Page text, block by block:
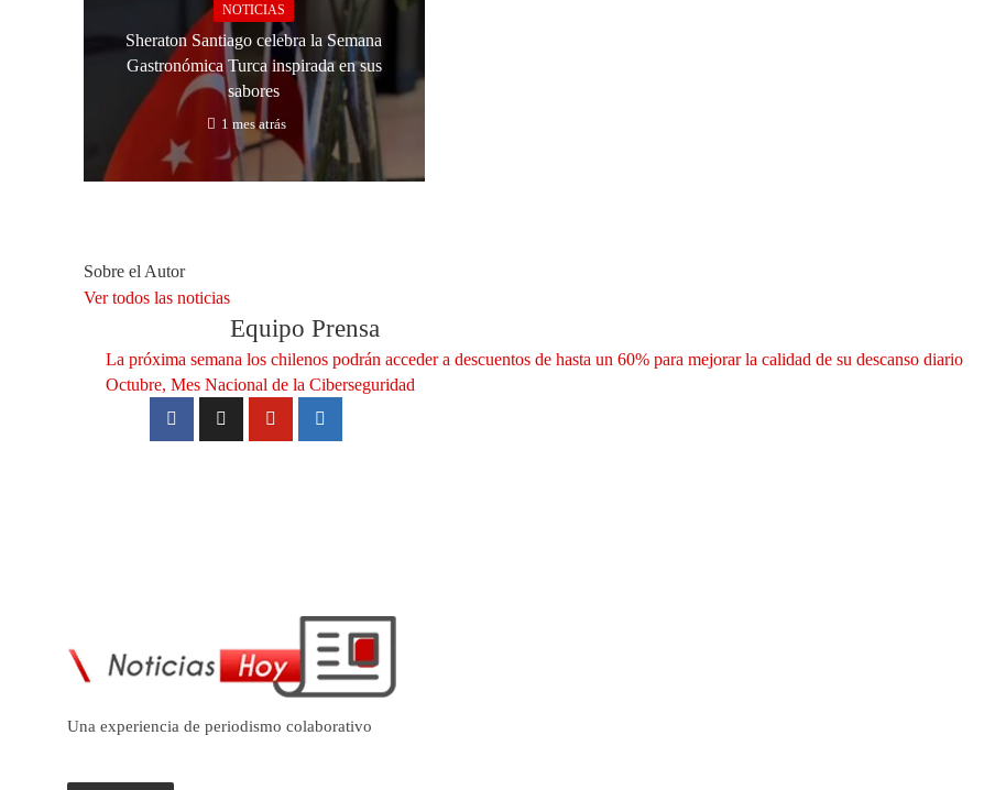
NOTICIAS
Sheraton Santiago celebra la Semana
Gastronómica Turca inspirada en sus
sabores
1 mes atrás
Sobre el Autor
Ver todos las noticias
Equipo Prensa
La próxima semana los chilenos podrán acceder a descuentos de hasta un 60% para mejorar la calidad de su descanso diario
Octubre, Mes Nacional de la Ciberseguridad
Una experiencia de periodismo colaborativo